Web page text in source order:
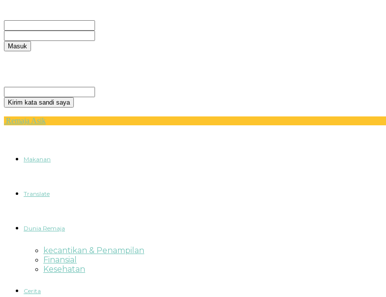
Remaja Asik
Makanan
Translate
Dunia Remaja
kecantikan & Penampilan
Finansial
Kesehatan
Cerita